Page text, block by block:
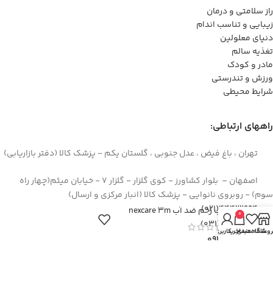
راز سلامتی و درمان
زیبایی و تناسب اندام
دنیای معلولین
تغذیه سالم
مادر و کودک
ورزش و تندرستی
شرایط محیطی
راههای ارتباطی:
تهران ، باغ فیض ، عدل جنوبی ، گلستان یکم - پزشک کالا (دفتر بازاریابی)
اصفهان – بلوار کشاورز - کوی گلزار - گلزار 7 - خیابان میثم(چهار راه
سوم) - روبروی نانوایی - پزشک کالا (انبار مرکزی و ارسال)
44422994(021)
۳۶۲۶۶۶۹۵(۰۳۱)
۰۹۱۲۹۳۷۳۶۲۶
چسب زخم ضد آب nexcare 3m
علاقه مندی
0
سبد خرید
حساب کاربری من